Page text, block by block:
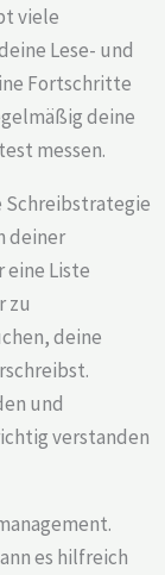
viele
Lese- und
Fortschritte
deine
messen.
Schreibstrategie
deiner
eine Liste
zu
deine
und
verstanden
es hilfreich